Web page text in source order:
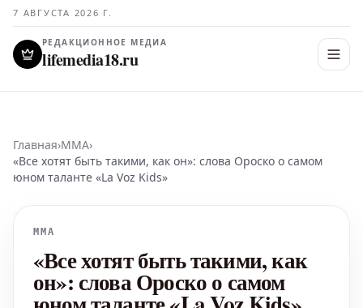
7 АВГУСТА 2026 Г.
РЕДАКЦИОННОЕ МЕДИА
lifemedia18.ru
Главная›MMA›
«Все хотят быть такими, как он»: слова Ороско о самом
юном таланте «La Voz Kids»
MMA
«Все хотят быть такими, как
он»: слова Ороско о самом